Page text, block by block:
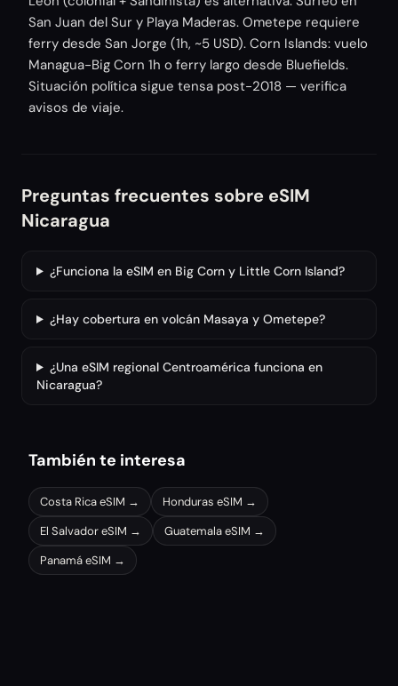
San Juan del Sur y Playa Maderas. Ometepe requiere
ferry desde San Jorge (1h, ~5 USD). Corn Islands: vuelo
Managua-Big Corn 1h o ferry largo desde Bluefields.
Situación política sigue tensa post-2018 — verifica
avisos de viaje.
Preguntas frecuentes sobre eSIM
Nicaragua
¿Funciona la eSIM en Big Corn y Little Corn Island?
¿Hay cobertura en volcán Masaya y Ometepe?
¿Una eSIM regional Centroamérica funciona en
Nicaragua?
También te interesa
Costa RicaeSIM → Honduras eSIM →
El SalvadoreSIM → GuatemalaeSIM →
PanamáeSIM →